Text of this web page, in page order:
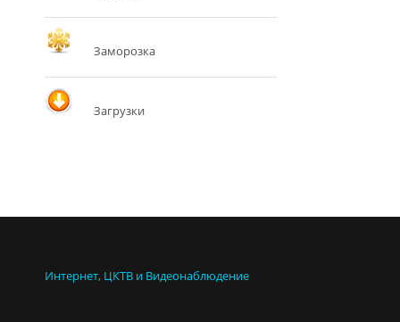
Заморозка
Загрузки
Интернет, ЦКТВ и Видеонаблюдение